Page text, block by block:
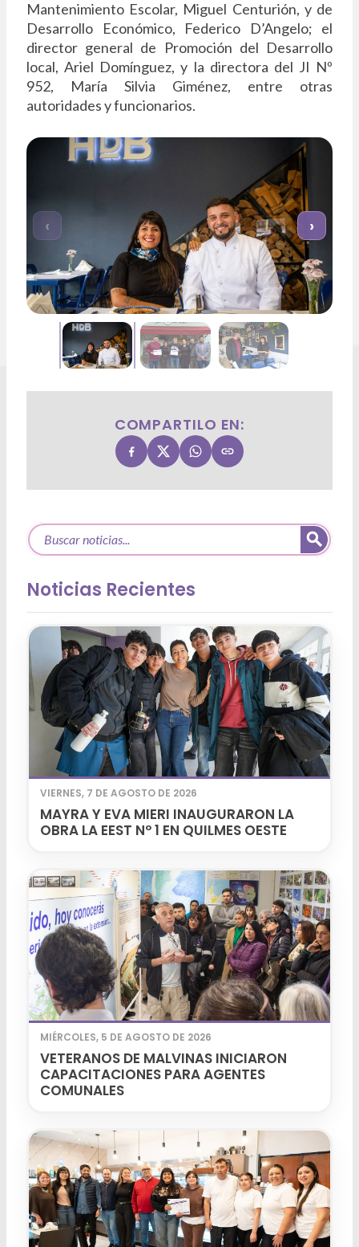
Mantenimiento Escolar, Miguel Centurión, y de
Desarrollo Económico, Federico D’Angelo; el
director general de Promoción del Desarrollo
local, Ariel Domínguez, y la directora del JI Nº
952, María Silvia Giménez, entre otras
autoridades y funcionarios.
‹ ›
COMPARTILO EN:
Noticias Recientes
VIERNES, 7 DE AGOSTO DE 2026
MAYRA Y EVA MIERI INAUGURARON LA
OBRA LA EEST Nº 1 EN QUILMES OESTE
MIÉRCOLES, 5 DE AGOSTO DE 2026
VETERANOS DE MALVINAS INICIARON
CAPACITACIONES PARA AGENTES
COMUNALES